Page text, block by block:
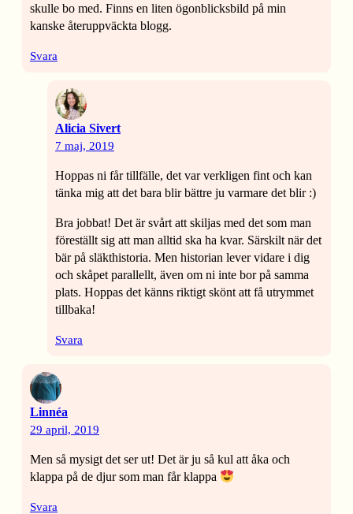
skulle bo med. Finns en liten ögonblicksbild på min
kanske återuppväckta blogg.
Svara
Alicia Sivert
7 maj, 2019
Hoppas ni får tillfälle, det var verkligen fint och kan
tänka mig att det bara blir bättre ju varmare det blir :)
Bra jobbat! Det är svårt att skiljas med det som man
föreställt sig att man alltid ska ha kvar. Särskilt när det
bär på släkthistoria. Men historian lever vidare i dig
och skåpet parallellt, även om ni inte bor på samma
plats. Hoppas det känns riktigt skönt att få utrymmet
tillbaka!
Svara
Linnéa
29 april, 2019
Men så mysigt det ser ut! Det är ju så kul att åka och
klappa på de djur som man får klappa
Svara